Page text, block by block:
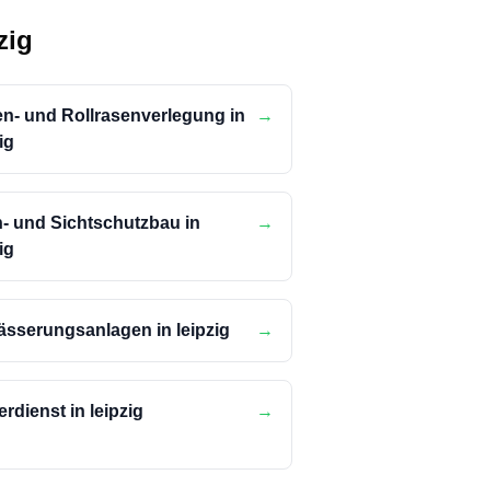
und Rollrasenverlegung in
→
und Sichtschutzbau in
→
in leipzig →
in leipzig →